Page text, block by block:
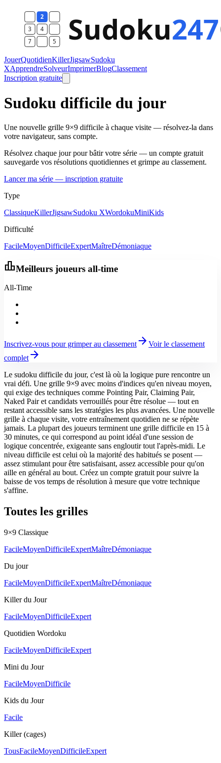
JouerQuotidienKillerJigsawSudoku
XApprendreSolveurImprimerBlogClassement
Inscription gratuite
Sudoku difficile du jour
Une nouvelle grille 9×9 difficile à chaque visite — résolvez-la dans
votre navigateur, sans compte.
Résolvez chaque jour pour bâtir votre série — un compte gratuit
sauvegarde vos résolutions quotidiennes et grimpe au classement.
Lancer ma série — inscription gratuite
Type
ClassiqueKillerJigsawSudoku XWordokuMiniKids
Difficulté
FacileMoyenDifficileExpertMaîtreDémoniaque
leaderboardMeilleurs joueurs all-time
All-Time
Inscrivez-vous pour grimper au classement arrow_forward Voir le classement
complet arrow_forward
Le sudoku difficile du jour, c'est là où la logique pure rencontre un
vrai défi. Une grille 9×9 avec moins d'indices qu'en niveau moyen,
qui exige des techniques comme Pointing Pair, Claiming Pair,
Naked Pair et candidats verrouillés pour être résolue — tout en
restant accessible sans les stratégies les plus avancées. Une nouvelle
grille à chaque visite, votre entraînement quotidien ne se répète
jamais. La plupart des joueurs terminent une grille difficile en 15 à
30 minutes, ce qui correspond au point idéal d'une session de
logique concentrée, exigeante sans engloutir tout l'après-midi. Le
niveau difficile est celui où la majorité des habitués se posent —
assez stimulant pour être satisfaisant, assez accessible pour qu'on
aille en général au bout. Créez un compte gratuit pour suivre la
baisse de vos temps de résolution à mesure que votre technique
s'affine.
Toutes les grilles
9×9 Classique
FacileMoyenDifficileExpertMaîtreDémoniaque
Du jour
FacileMoyenDifficileExpertMaîtreDémoniaque
Killer du Jour
FacileMoyenDifficileExpert
Quotidien Wordoku
FacileMoyenDifficileExpert
Mini du Jour
FacileMoyenDifficile
Kids du Jour
Facile
Killer (cages)
TousFacileMoyenDifficileExpert